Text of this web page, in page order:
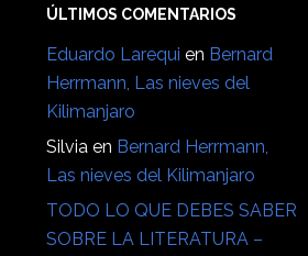
ÚLTIMOS COMENTARIOS
Eduardo Larequi en Bernard
Herrmann, Las nieves del
Kilimanjaro
Silvia en Bernard Herrmann,
Las nieves del Kilimanjaro
TODO LO QUE DEBES SABER
SOBRE LA LITERATURA –